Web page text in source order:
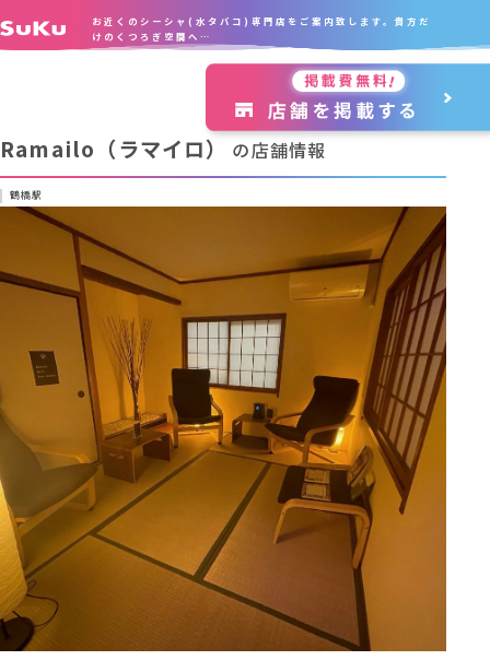
お近くのシーシャ(水タバコ)専門店をご案内致します。貴方だ
けのくつろぎ空間へ…
Ramailo（ラマイロ） の店舗情報
鶴橋駅